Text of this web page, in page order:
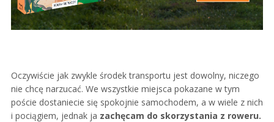
Oczywiście jak zwykle środek transportu jest dowolny, niczego
nie chcę narzucać. We wszystkie miejsca pokazane w tym
poście dostaniecie się spokojnie samochodem, a w wiele z nich
i pociągiem, jednak ja zachęcam do skorzystania z roweru.